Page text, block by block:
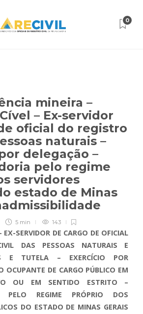
0
mineira –
– Ex-servidor
oficial do registro
naturais –
delegação –
pelo regime
servidores
estado de Minas
5 min 143
EX-SERVIDOR DE CARGO DE OFICIAL
DAS PESSOAS NATURAIS E
E TUTELA – EXERCÍCIO POR
OCUPANTE DE CARGO PÚBLICO EM
OU EM SENTIDO ESTRITO –
PELO REGIME PRÓPRIO DOS
DO ESTADO DE MINAS GERAIS